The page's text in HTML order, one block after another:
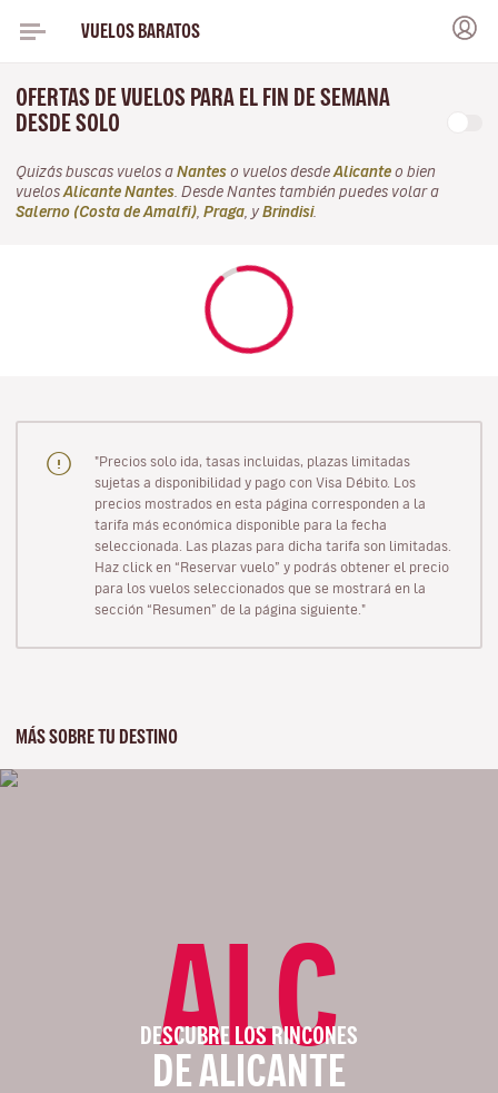
VUELOS BARATOS
OFERTAS DE VUELOS PARA EL FIN DE SEMANA
DESDE SOLO
Quizás buscas vuelos a Nantes o vuelos desde Alicante o bien
vuelos Alicante Nantes . Desde Nantes también puedes volar a
Salerno (Costa de Amalfi) Praga , y Brindisi.
"Precios solo ida, tasas incluidas, plazas limitadas
sujetas a disponibilidad y pago con Visa Débito. Los
precios mostrados en esta página corresponden a la
tarifa más económica disponible para la fecha
seleccionada. Las plazas para dicha tarifa son limitadas.
Haz click en “Reservar vuelo” y podrás obtener el precio
para los vuelos seleccionados que se mostrará en la
sección “Resumen” de la página siguiente."
MÁS SOBRE TU DESTINO
ALC
DESCUBRE LOS RINCONES
DE ALICANTE